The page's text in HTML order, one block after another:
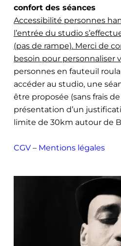
confort des séances
Accessibilité personnes
l’entrée du studio
(pas de rampe). Merci de
besoin pour personnaliser
personnes en fauteuil
accéder au studio, une
être proposée (sans frais
présentation d’un
limite de 30km autour de
CGV – Mentions légales